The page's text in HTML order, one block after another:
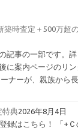
時査定＋500万超
記事の一部です。
に案内ページのリ
ナーが、親族から
特典2026年8月4日
録はこちら！ 「+